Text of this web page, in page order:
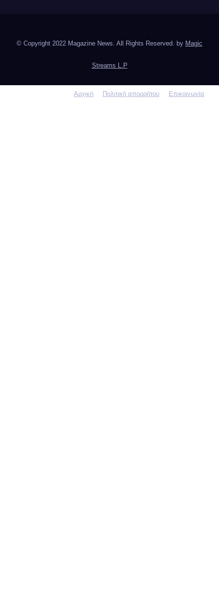
© Copyright 2022 Magazine News. All Rights Reserved. by Magic
Streams L.P
Αρχική Πολιτική απορρήτου Επικοινωνία